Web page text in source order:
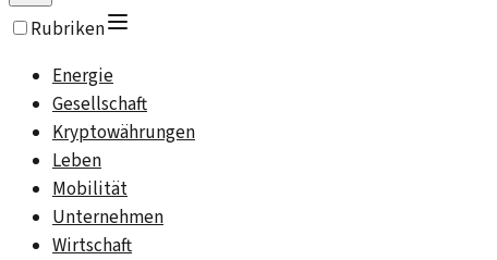
Rubriken
Energie
Gesellschaft
Kryptowährungen
Leben
Mobilität
Unternehmen
Wirtschaft